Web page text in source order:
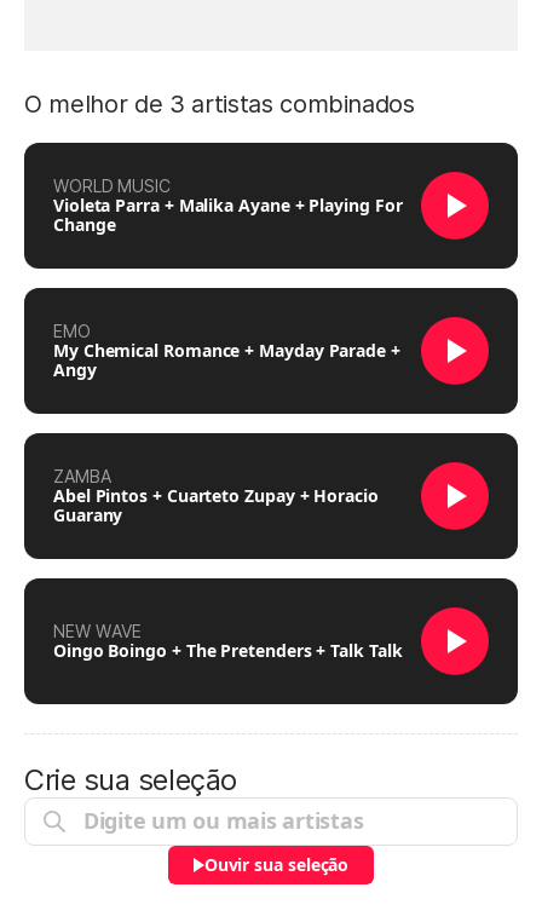
O melhor de 3 artistas combinados
WORLD MUSIC
Violeta Parra + Malika Ayane + Playing For
Change
EMO
My Chemical Romance + Mayday Parade +
Angy
ZAMBA
Abel Pintos + Cuarteto Zupay + Horacio
Guarany
NEW WAVE
Oingo Boingo + The Pretenders + Talk Talk
Crie sua seleção
Ouvir sua seleção